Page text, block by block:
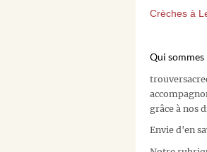
Crèches à
Qui sommes
grâce à nos
Envie d'en